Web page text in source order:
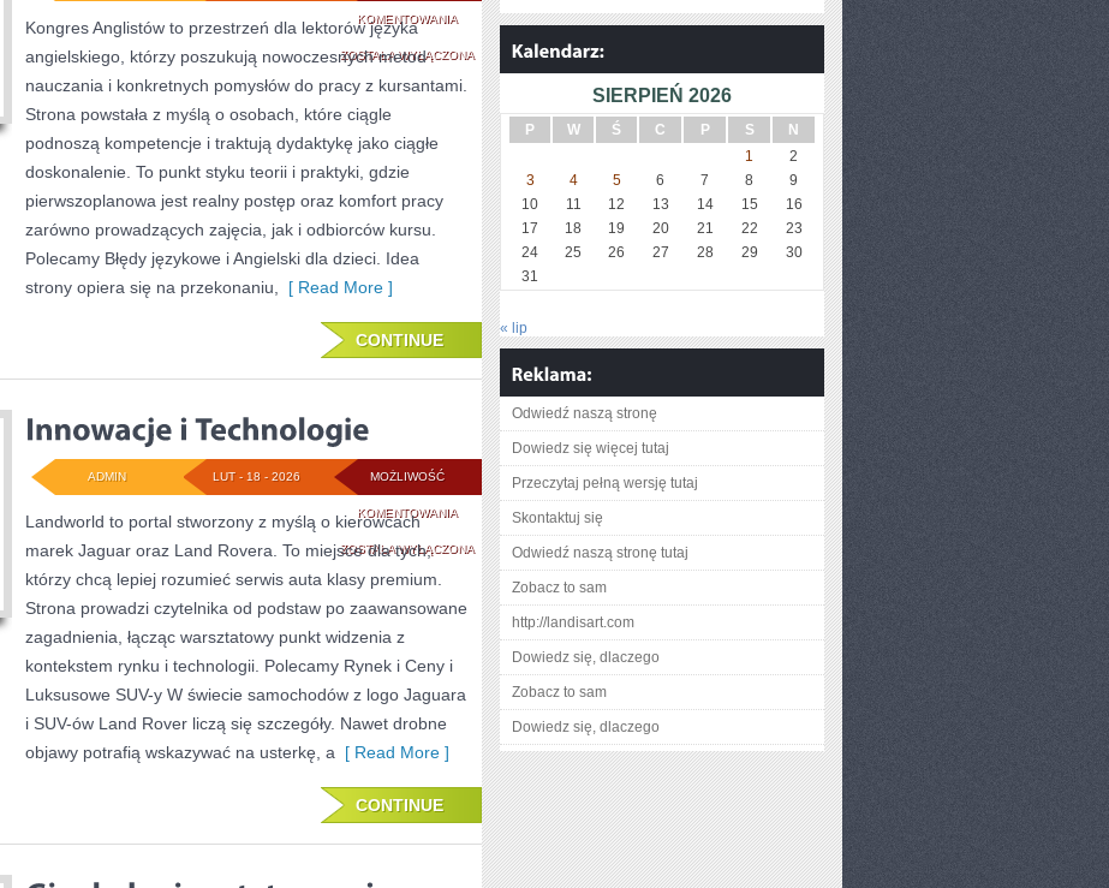
KOMENTOWANIAANGIELSKI
W
PODRÓŻY
ZOSTAŁA WYŁĄCZONA
Kongres Anglistów to przestrzeń dla lektorów języka
angielskiego, którzy poszukują nowoczesnych metod
nauczania i konkretnych pomysłów do pracy z kursantami.
Strona powstała z myślą o osobach, które ciągle
podnoszą kompetencje i traktują dydaktykę jako ciągłe
doskonalenie. To punkt styku teorii i praktyki, gdzie
pierwszoplanowa jest realny postęp oraz komfort pracy
zarówno prowadzących zajęcia, jak i odbiorców kursu.
Polecamy Błędy językowe i Angielski dla dzieci. Idea
strony opiera się na przekonaniu,
[ Read More ]
CONTINUE
MOŻLIWOŚĆ
KOMENTOWANIAINNOWACJE
I
TECHNOLOGIE
ZOSTAŁA WYŁĄCZONA
LUT - 18 - 2026
ADMIN
Landworld to portal stworzony z myślą o kierowcach
marek Jaguar oraz Land Rovera. To miejsce dla tych,
którzy chcą lepiej rozumieć serwis auta klasy premium.
Strona prowadzi czytelnika od podstaw po zaawansowane
zagadnienia, łącząc warsztatowy punkt widzenia z
kontekstem rynku i technologii. Polecamy Rynek i Ceny i
Luksusowe SUV-y W świecie samochodów z logo Jaguara
i SUV-ów Land Rover liczą się szczegóły. Nawet drobne
objawy potrafią wskazywać na usterkę, a [ Read More ]
CONTINUE
SIERPIEŃ 2026
P W Ś C P S
N
1
2
3
4 5 6 7 8
9
10
11 12 13 14 15
16
17
18 19 20 21 22
23
24
25 26 27 28 29
30
31
« lip
Odwiedź naszą stronę
Dowiedz się więcej tutaj
Przeczytaj pełną wersję tutaj
Skontaktuj się
Odwiedź naszą stronę tutaj
Zobacz to sam
http://landisart.com
Dowiedz się, dlaczego
Zobacz to sam
Dowiedz się, dlaczego